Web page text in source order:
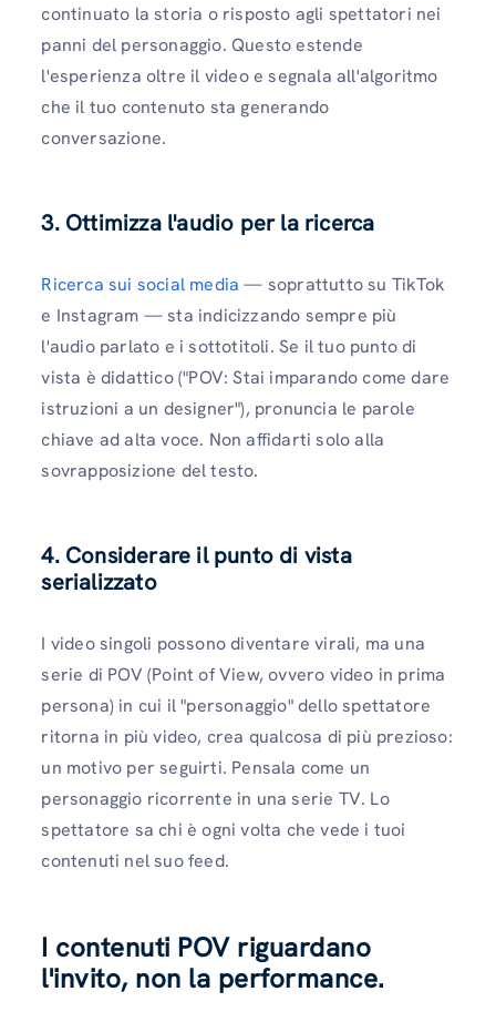
continuato la storia o risposto agli spettatori nei
panni del personaggio. Questo estende
l'esperienza oltre il video e segnala all'algoritmo
che il tuo contenuto sta generando
conversazione.
3. Ottimizza l'audio per la ricerca
Ricerca sui social media — soprattutto su TikTok
e Instagram — sta indicizzando sempre più
l'audio parlato e i sottotitoli. Se il tuo punto di
vista è didattico ("POV: Stai imparando come dare
istruzioni a un designer"), pronuncia le parole
chiave ad alta voce. Non affidarti solo alla
sovrapposizione del testo.
4. Considerare il punto di vista
serializzato
I video singoli possono diventare virali, ma una
serie di POV (Point of View, ovvero video in prima
persona) in cui il "personaggio" dello spettatore
ritorna in più video, crea qualcosa di più prezioso:
un motivo per seguirti. Pensala come un
personaggio ricorrente in una serie TV. Lo
spettatore sa chi è ogni volta che vede i tuoi
contenuti nel suo feed.
I contenuti POV riguardano
l'invito, non la performance.